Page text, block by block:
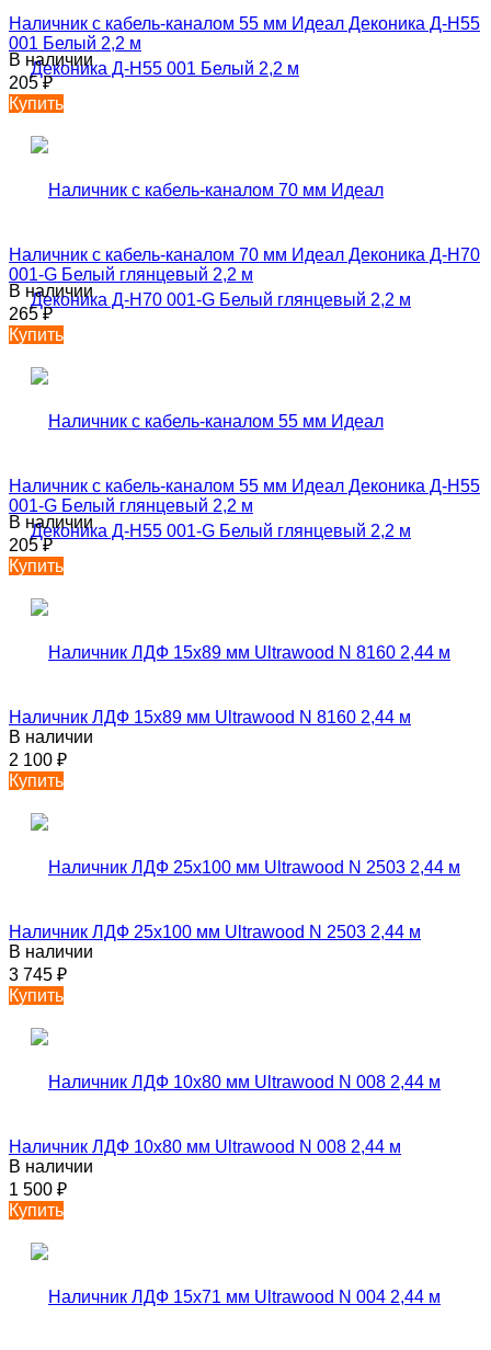
Наличник с кабель-каналом 55 мм Идеал Деконика Д-Н55
001 Белый 2,2 м
В наличии
205₽
Купить
Наличник с кабель-каналом 70 мм Идеал Деконика Д-Н70
001-G Белый глянцевый 2,2 м
В наличии
265₽
Купить
Наличник с кабель-каналом 55 мм Идеал Деконика Д-Н55
001-G Белый глянцевый 2,2 м
В наличии
205₽
Купить
Наличник ЛДФ 15х89 мм Ultrawood N 8160 2,44 м
В наличии
2 100 ₽
Купить
Наличник ЛДФ 25х100 мм Ultrawood N 2503 2,44 м
В наличии
3 745 ₽
Купить
Наличник ЛДФ 10х80 мм Ultrawood N 008 2,44 м
В наличии
1 500 ₽
Купить